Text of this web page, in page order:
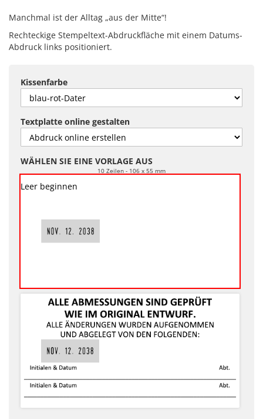
Manchmal ist der Alltag „aus der Mitte“!
Rechteckige Stempeltext-Abdruckfläche mit einem Datums-
Abdruck links positioniert.
Kissenfarbe
Textplatte online gestalten
WÄHLEN SIE EINE VORLAGE AUS
10 Zeilen 106 x 55 mm
Leer beginnen